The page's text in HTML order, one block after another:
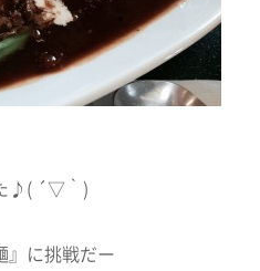
♪( ´▽｀)
』に挑戦だー